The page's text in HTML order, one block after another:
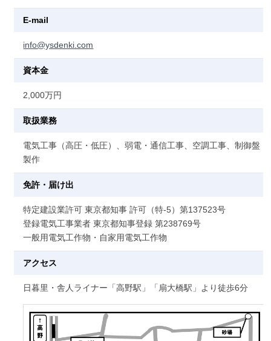
E-mail
info@ysdenki.com
資本金
2,000万円
取扱業務
電気工事（高圧・低圧）、弱電・通信工事、空調工事、制御盤
製作
免許・届け出
特定建設業許可 東京都知事 許可（特-5）第137523号
登録電気工事業者 東京都知事登録 第238769号
一般用電気工作物・自家用電気工作物
アクセス
日暮里・舎人ライナー「高野駅」「扇大橋駅」より徒歩6分